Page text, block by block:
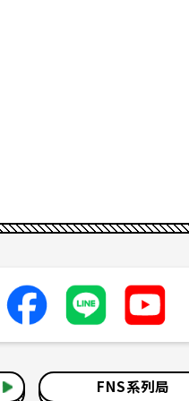
FNS系列局